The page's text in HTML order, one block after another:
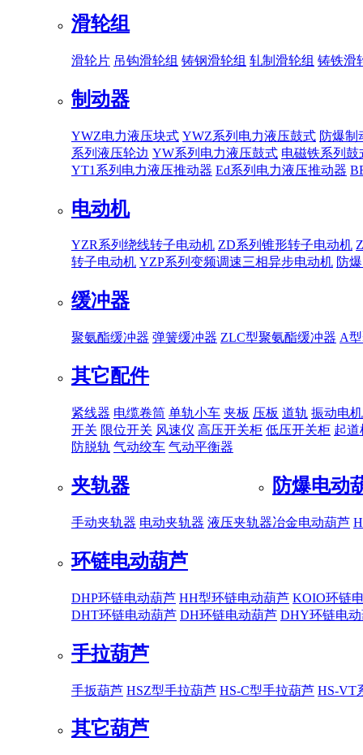
滑轮组
滑轮片 吊钩滑轮组 铸钢滑轮组 轧制滑轮组 铸铁滑
制动器
YWZ电力液压块式 YWZ系列电力液压鼓式 防爆制
系列液压轮边 YW系列电力液压鼓式 电磁铁系列鼓
YT1系列电力液压推动器 Ed系列电力液压推动器
电动机
YZR系列绕线转子电动机 ZD系列锥形转子电动机
转子电动机 YZP系列变频调速三相异步电动机 防
缓冲器
聚氨酯缓冲器 弹簧缓冲器 ZLC型聚氨酯缓冲器 A
其它配件
紧线器 电缆卷筒 单轨小车 夹板 压板 道轨 振动电机
开关 限位开关 风速仪 高压开关柜 低压开关柜 起道
防脱轨 气动绞车 气动平衡器
夹轨器
手动夹轨器 电动夹轨器 液压夹轨器
防爆电动
冶金电动葫芦
环链电动葫芦
DHP环链电动葫芦 HH型环链电动葫芦 KOIO环链
DHT环链电动葫芦 DH环链电动葫芦 DHY环链电
手拉葫芦
手扳葫芦 HSZ型手拉葫芦 HS-C型手拉葫芦 HS-VT
其它葫芦